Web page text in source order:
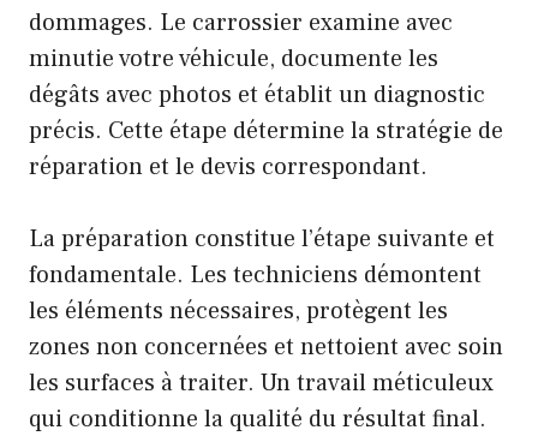
dommages. Le carrossier examine avec
minutie votre véhicule, documente les
dégâts avec photos et établit un diagnostic
précis. Cette étape détermine la stratégie de
réparation et le devis correspondant.
La préparation constitue l’étape suivante et
fondamentale. Les techniciens démontent
les éléments nécessaires, protègent les
zones non concernées et nettoient avec soin
les surfaces à traiter. Un travail méticuleux
qui conditionne la qualité du résultat final.